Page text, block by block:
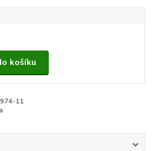
košíku
11